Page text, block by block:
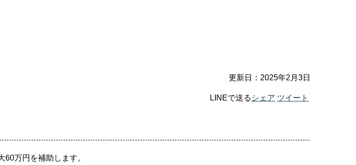
更新日：2025年2月3日
LINEで送る シェア ツイート
万円を補助します。